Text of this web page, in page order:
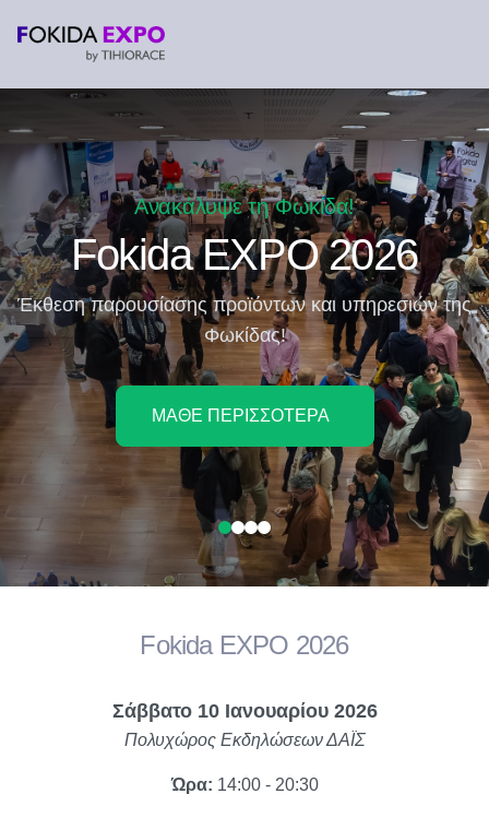
Ανακάλυψε τη Φωκίδα!
Fokida EXPO 2026
Έκθεση παρουσίασης προϊόντων και υπηρεσιών της
Φωκίδας!
ΜΑΘΕ ΠΕΡΙΣΣΟΤΕΡΑ
Fokida EXPO 2026
Σάββατο 10 Ιανουαρίου 2026
Πολυχώρος Εκδηλώσεων ΔΑΪΣ
Ώρα: 14:00 - 20:30